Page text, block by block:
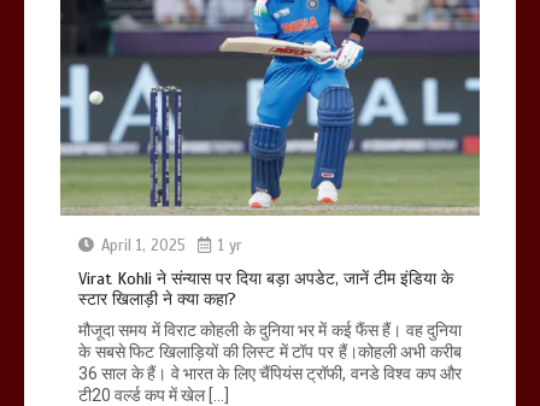
April 1, 2025 1 yr
Virat Kohli ने संन्यास पर दिया बड़ा अपडेट, जानें टीम इंडिया के
स्टार खिलाड़ी ने क्या कहा?
मौजूदा समय में विराट कोहली के दुनिया भर में कई फैंस हैं। वह दुनिया
के सबसे फिट खिलाड़ियों की लिस्ट में टॉप पर हैं।कोहली अभी करीब
36 साल के हैं। वे भारत के लिए चैंपियंस ट्रॉफी, वनडे विश्व कप और
टी20 वर्ल्ड कप में खेल […]